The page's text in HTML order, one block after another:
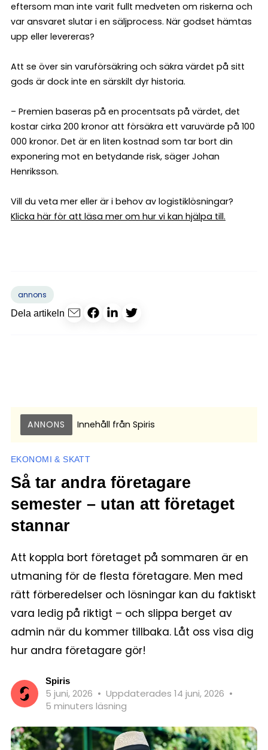
eftersom man inte varit fullt medveten om riskerna och
var ansvaret slutar i en säljprocess. När godset hämtas
upp eller levereras?
Att se över sin varuförsäkring och säkra värdet på sitt
gods är dock inte en särskilt dyr historia.
– Premien baseras på en procentsats på värdet, det
kostar cirka 200 kronor att försäkra ett varuvärde på 100
000 kronor. Det är en liten kostnad som tar bort din
exponering mot en betydande risk, säger Johan
Henriksson.
Vill du veta mer eller är i behov av logistiklösningar?
Klicka här för att läsa mer om hur vi kan hjälpa till.
annons
Dela artikeln
ANNONS Innehåll från Spiris
EKONOMI & SKATT
Så tar andra företagare
semester – utan att företaget
stannar
Att koppla bort företaget på sommaren är en
utmaning för de flesta företagare. Men med
rätt förberedelser och lösningar kan du faktiskt
vara ledig på riktigt – och slippa berget av
admin när du kommer tillbaka. Låt oss visa dig
hur andra företagare gör!
Spiris
5 juni, 2026 • Uppdaterades 14 juni, 2026 •
5 minuters läsning